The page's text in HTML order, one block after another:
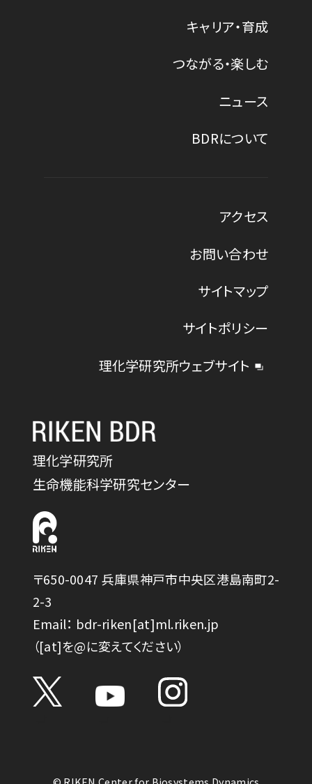
キャリア・育成
つながる・楽しむ
ニュース
BDRについて
アクセス
お問い合わせ
サイトマップ
サイトポリシー
理化学研究所ウェブサイト
理化学研究所
生命機能科学研究センター
〒650-0047 兵庫県神戸市中央区港島南町2-
2-3
Email： bdr-riken[at]ml.riken.jp
（[at]を@に変えてください）